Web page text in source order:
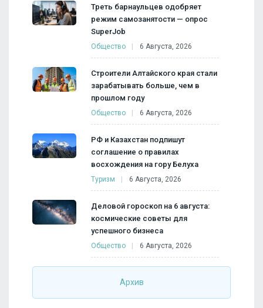
Треть барнаульцев одобряет
режим самозанятости — опрос
SuperJob
Общество 6 Августа, 2026
Строители Алтайского края стали
зарабатывать больше, чем в
прошлом году
Общество 6 Августа, 2026
РФ и Казахстан подпишут
соглашение о правилах
восхождения на гору Белуха
Туризм 6 Августа, 2026
Деловой гороскоп на 6 августа:
космические советы для
успешного бизнеса
Общество 6 Августа, 2026
Архив